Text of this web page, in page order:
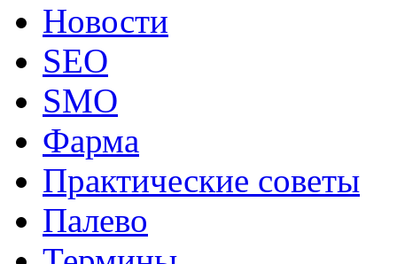
Новости
SEO
SMO
Фарма
Практические советы
Палево